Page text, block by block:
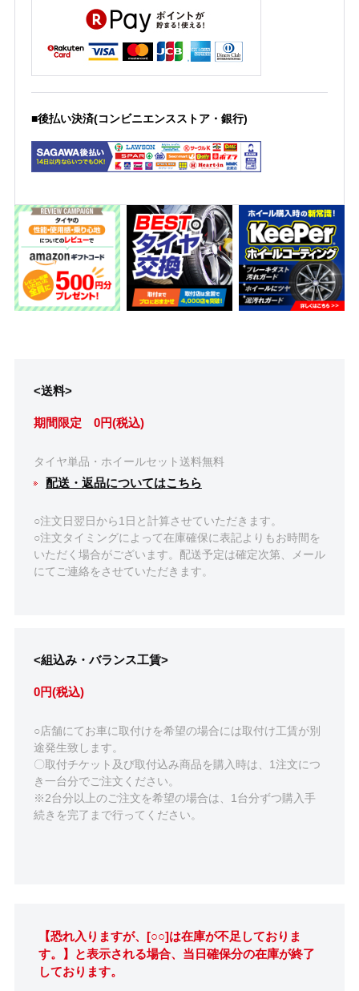
■後払い決済(コンビニエンスストア・銀行)
<送料>
期間限定 0円(税込)
タイヤ単品・ホイールセット送料無料
配送・返品についてはこちら
○注文日翌日から1日と計算させていただきます。
○注文タイミングによって在庫確保に表記よりもお時間を
いただく場合がございます。配送予定は確定次第、メール
にてご連絡をさせていただきます。
<組込み・バランス工賃>
0円(税込)
○店舗にてお車に取付けを希望の場合には取付け工賃が別
途発生致します。
〇取付チケット及び取付込み商品を購入時は、1注文につ
き一台分でご注文ください。
※2台分以上のご注文を希望の場合は、1台分ずつ購入手
続きを完了まで行ってください。
【恐れ入りますが、[○○]は在庫が不足しておりま
す。】と表示される場合、当日確保分の在庫が終了
しております。